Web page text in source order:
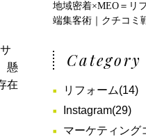
懸
在
地域密着×MEO＝リ
端集客術｜クチコミ
Category
リフォーム(14)
Instagram(29)
マーケティング